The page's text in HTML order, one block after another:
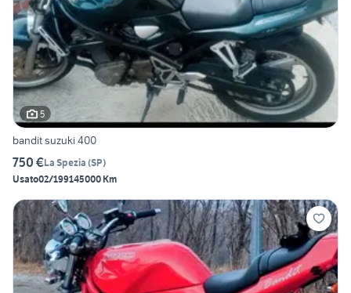
5
bandit suzuki 400
750 €La Spezia (SP)
Usato02/199145000 Km